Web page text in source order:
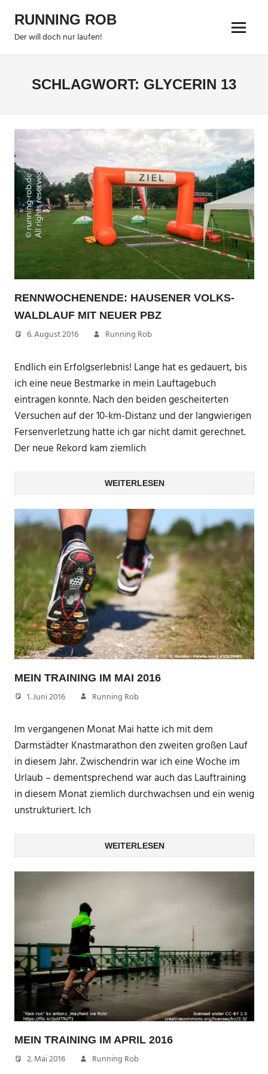
Inhalt
springen
RUNNING ROB
Der will doch nur laufen! Menu
SCHLAGWORT: GLYCERIN 13
RENNWOCHENENDE: HAUSENER VOLKS-
WALDLAUF MIT NEUER PBZ
6. August 2016 Running Rob
Endlich ein Erfolgserlebnis! Lange hat es gedauert, bis
ich eine neue Bestmarke in mein Lauftagebuch
eintragen konnte. Nach den beiden gescheiterten
Versuchen auf der 10-km-Distanz und der langwierigen
Fersenverletzung hatte ich gar nicht damit gerechnet.
Der neue Rekord kam ziemlich
WEITERLESEN
MEIN TRAINING IM MAI 2016
1. Juni 2016 Running Rob
Im vergangenen Monat Mai hatte ich mit dem
Darmstädter Knastmarathon den zweiten großen Lauf
in diesem Jahr. Zwischendrin war ich eine Woche im
Urlaub – dementsprechend war auch das Lauftraining
in diesem Monat ziemlich durchwachsen und ein wenig
unstrukturiert. Ich
WEITERLESEN
MEIN TRAINING IM APRIL 2016
2. Mai 2016 Running Rob